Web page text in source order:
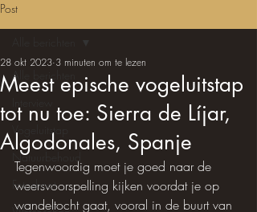
Post
Alle berichten
Vogeluitstap
Natuurbehoud
Fotoshoot
Meest epische vogeluitstap
tot nu toe: Sierra de Líjar,
Algodonales, Spanje
28 okt 2023 3 minuten om te lezen
Tegenwoordig moet je goed naar de
weersvoorspelling kijken voordat je op
wandeltocht gaat, vooral in de buurt van